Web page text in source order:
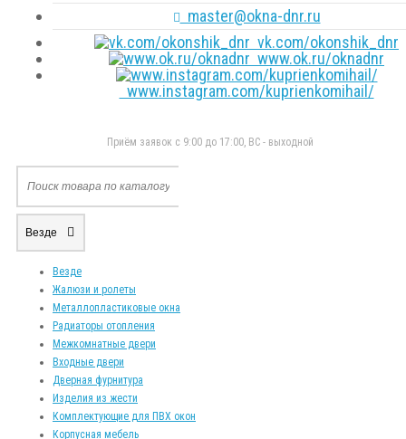
master@okna-dnr.ru
vk.com/okonshik_dnr
www.ok.ru/oknadnr
www.instagram.com/kuprienkomihail/
Приём заявок с 9:00 до 17:00, ВС - выходной
Везде
Везде
Жалюзи и ролеты
Металлопластиковые окна
Радиаторы отопления
Межкомнатные двери
Входные двери
Дверная фурнитура
Изделия из жести
Комплектующие для ПВХ окон
Корпусная мебель